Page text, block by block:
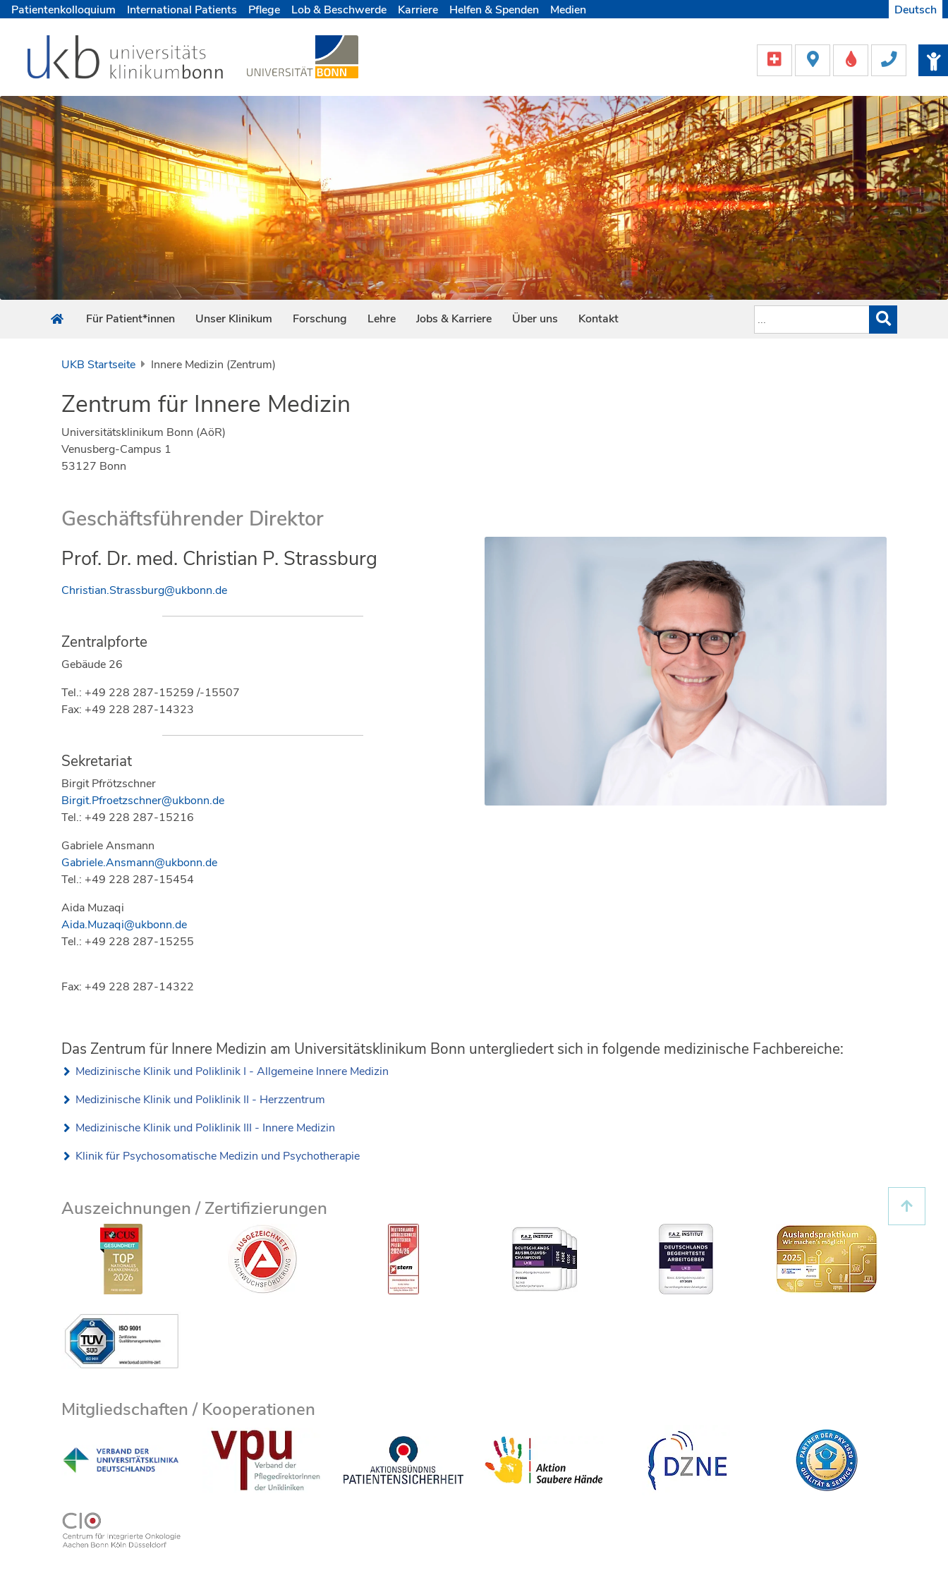
Patientenkolloquium International Patients Pflege Lob & Beschwerde Karriere Helfen & Spenden Medien Deutsch
Für Patient*innen Unser Klinikum Forschung Lehre Jobs & Karriere Über uns Kontakt
UKB Startseite Innere Medizin (Zentrum)
Zentrum für Innere Medizin
Universitätsklinikum Bonn (AöR)
Venusberg-Campus 1
53127 Bonn
Geschäftsführender Direktor
Prof. Dr. med. Christian P. Strassburg
Christian.Strassburg@ukbonn.de
Zentralpforte
Gebäude 26
Tel.: +49 228 287-15259 /-15507
Fax: +49 228 287-14323
Sekretariat
Birgit Pfrötzschner
Birgit.Pfroetzschner@ukbonn.de
Tel.: +49 228 287-15216
Gabriele Ansmann
Gabriele.Ansmann@ukbonn.de
Tel.: +49 228 287-15454
Aida Muzaqi
Aida.Muzaqi@ukbonn.de
Tel.: +49 228 287-15255
Fax: +49 228 287-14322
Das Zentrum für Innere Medizin am Universitätsklinikum Bonn untergliedert sich in folgende medizinische Fachbereiche:
Medizinische Klinik und Poliklinik I - Allgemeine Innere Medizin
Medizinische Klinik und Poliklinik II - Herzzentrum
Medizinische Klinik und Poliklinik III - Innere Medizin
Klinik für Psychosomatische Medizin und Psychotherapie
Auszeichnungen / Zertifizierungen
Mitgliedschaften / Kooperationen